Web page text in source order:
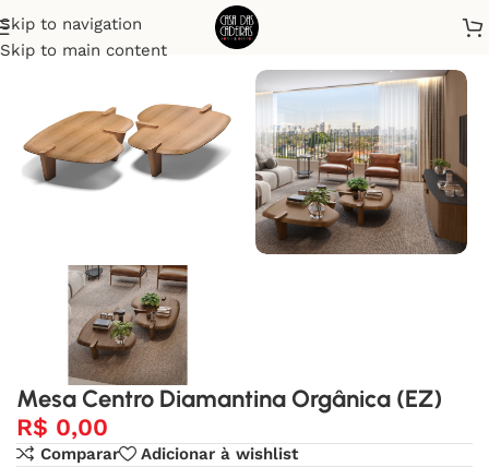
Skip to navigation
Skip to main content
Início Mesas de centro
Mesa Centro Diamantina Orgânica (EZ)
R$ 0,00
Comparar Adicionar à wishlist